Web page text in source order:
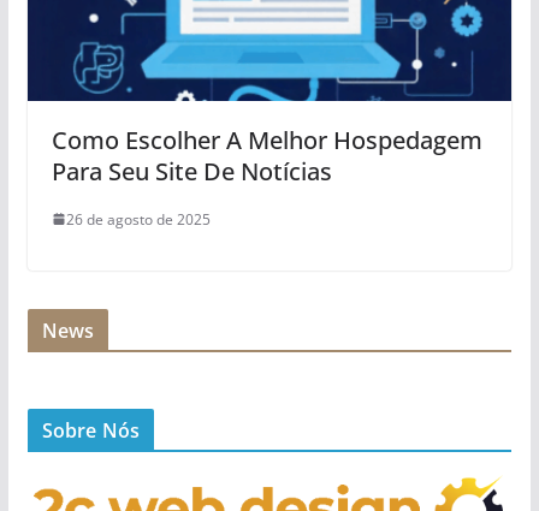
Como Escolher A Melhor Hospedagem
Para Seu Site De Notícias
26 de agosto de 2025
News
Sobre Nós